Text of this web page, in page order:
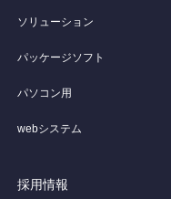
ソリューション
パッケージソフト
パソコン用
webシステム
採用情報